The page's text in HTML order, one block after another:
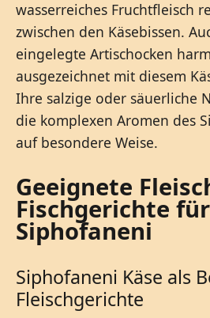
wasserreiches Fruchtfleisch
zwischen den Käsebissen.
eingelegte Artischocken
ausgezeichnet mit diesem
Ihre salzige oder säuerliche
die komplexen Aromen des
auf besondere Weise.
Geeignete
Fischgerichte für
Siphofaneni
Siphofaneni Käse als
Fleischgerichte